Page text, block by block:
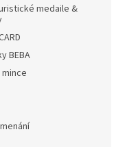
medaile &
BEBA